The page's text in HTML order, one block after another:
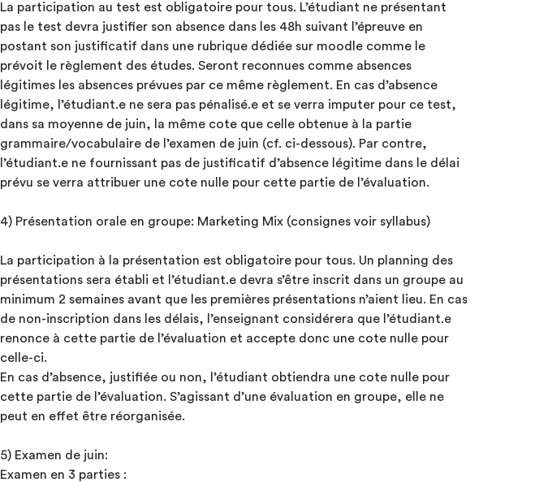
La participation au test est obligatoire pour tous. L’étudiant ne présentant
pas le test devra justifier son absence dans les 48h suivant l’épreuve en
postant son justificatif dans une rubrique dédiée sur moodle comme le
prévoit le règlement des études. Seront reconnues comme absences
légitimes les absences prévues par ce même règlement. En cas d’absence
légitime, l’étudiant.e ne sera pas pénalisé.e et se verra imputer pour ce test,
dans sa moyenne de juin, la même cote que celle obtenue à la partie
grammaire/vocabulaire de l’examen de juin (cf. ci-dessous). Par contre,
l’étudiant.e ne fournissant pas de justificatif d’absence légitime dans le délai
prévu se verra attribuer une cote nulle pour cette partie de l’évaluation.
4) Présentation orale en groupe: Marketing Mix (consignes voir syllabus)
La participation à la présentation est obligatoire pour tous. Un planning des
présentations sera établi et l’étudiant.e devra s’être inscrit dans un groupe au
minimum 2 semaines avant que les premières présentations n’aient lieu. En cas
de non-inscription dans les délais, l’enseignant considérera que l’étudiant.e
renonce à cette partie de l’évaluation et accepte donc une cote nulle pour
celle-ci.
En cas d’absence, justifiée ou non, l’étudiant obtiendra une cote nulle pour
cette partie de l’évaluation. S’agissant d’une évaluation en groupe, elle ne
peut en effet être réorganisée.
5) Examen de juin:
Examen en 3 parties :